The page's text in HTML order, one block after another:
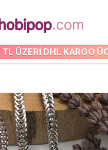
ÜZERİ DHL KARGO